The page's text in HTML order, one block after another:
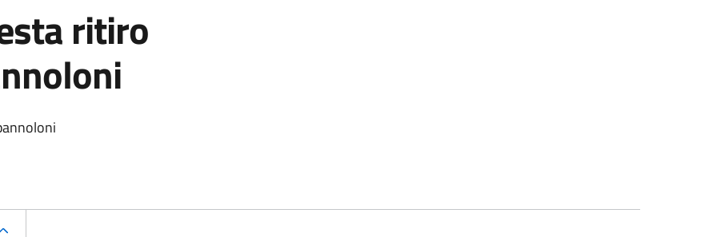
ritiro